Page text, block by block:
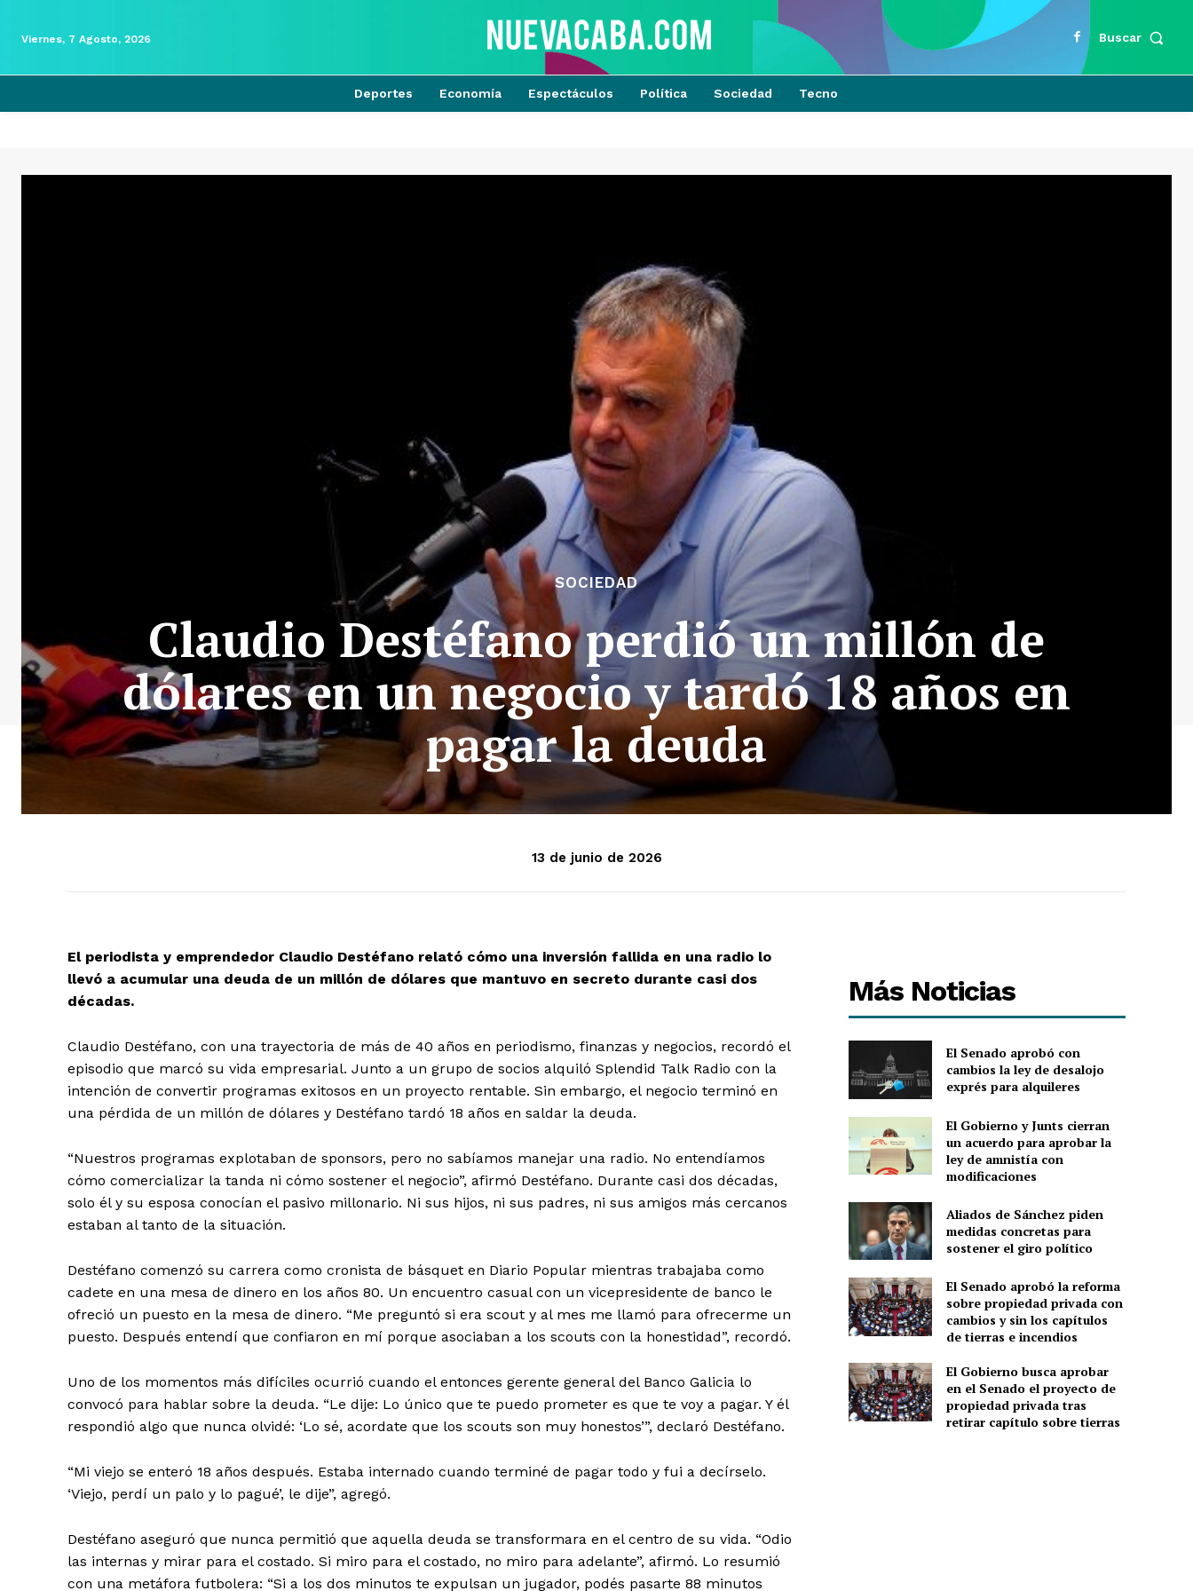
Viernes, 7 Agosto, 2026 Buscar
Deportes Economía Espectáculos Política Sociedad Tecno
SOCIEDAD
Claudio Destéfano perdió un millón de
dólares en un negocio y tardó 18 años en
pagar la deuda
13 de junio de 2026
El periodista y emprendedor Claudio Destéfano relató cómo una inversión fallida en una radio lo
llevó a acumular una deuda de un millón de dólares que mantuvo en secreto durante casi dos
décadas.
Claudio Destéfano, con una trayectoria de más de 40 años en periodismo, finanzas y negocios, recordó el
episodio que marcó su vida empresarial. Junto a un grupo de socios alquiló Splendid Talk Radio con la
intención de convertir programas exitosos en un proyecto rentable. Sin embargo, el negocio terminó en
una pérdida de un millón de dólares y Destéfano tardó 18 años en saldar la deuda.
“Nuestros programas explotaban de sponsors, pero no sabíamos manejar una radio. No entendíamos
cómo comercializar la tanda ni cómo sostener el negocio”, afirmó Destéfano. Durante casi dos décadas,
solo él y su esposa conocían el pasivo millonario. Ni sus hijos, ni sus padres, ni sus amigos más cercanos
estaban al tanto de la situación.
Destéfano comenzó su carrera como cronista de básquet en Diario Popular mientras trabajaba como
cadete en una mesa de dinero en los años 80. Un encuentro casual con un vicepresidente de banco le
ofreció un puesto en la mesa de dinero. “Me preguntó si era scout y al mes me llamó para ofrecerme un
puesto. Después entendí que confiaron en mí porque asociaban a los scouts con la honestidad”, recordó.
Uno de los momentos más difíciles ocurrió cuando el entonces gerente general del Banco Galicia lo
convocó para hablar sobre la deuda. “Le dije: Lo único que te puedo prometer es que te voy a pagar. Y él
respondió algo que nunca olvidé: ‘Lo sé, acordate que los scouts son muy honestos’”, declaró Destéfano.
“Mi viejo se enteró 18 años después. Estaba internado cuando terminé de pagar todo y fui a decírselo.
‘Viejo, perdí un palo y lo pagué’, le dije”, agregó.
Destéfano aseguró que nunca permitió que aquella deuda se transformara en el centro de su vida. “Odio
las internas y mirar para el costado. Si miro para el costado, no miro para adelante”, afirmó. Lo resumió
con una metáfora futbolera: “Si a los dos minutos te expulsan un jugador, podés pasarte 88 minutos
Más Noticias
El Senado aprobó con
cambios la ley de desalojo
exprés para alquileres
El Gobierno y Junts cierran
un acuerdo para aprobar la
ley de amnistía con
modificaciones
Aliados de Sánchez piden
medidas concretas para
sostener el giro político
El Senado aprobó la reforma
sobre propiedad privada con
cambios y sin los capítulos
de tierras e incendios
El Gobierno busca aprobar
en el Senado el proyecto de
propiedad privada tras
retirar capítulo sobre tierras